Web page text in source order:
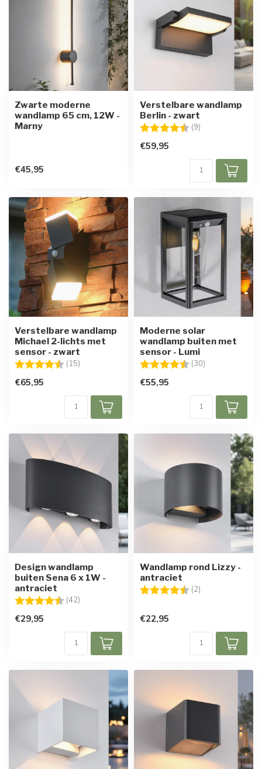
Zwarte moderne
wandlamp 65 cm, 12W -
Marny
€45,95
Verstelbare wandlamp
Berlin - zwart
Beoordeling: (9)
€59,95
Verstelbare wandlamp
Michael 2-lichts met
sensor - zwart
Beoordeling: (15)
€65,95
Moderne solar
wandlamp buiten met
sensor - Lumi
Beoordeling: (30)
€55,95
Design wandlamp
buiten Sena 6 x 1W -
antraciet
Beoordeling: (42)
€29,95
Wandlamp rond Lizzy -
antraciet
Beoordeling: (2)
€22,95